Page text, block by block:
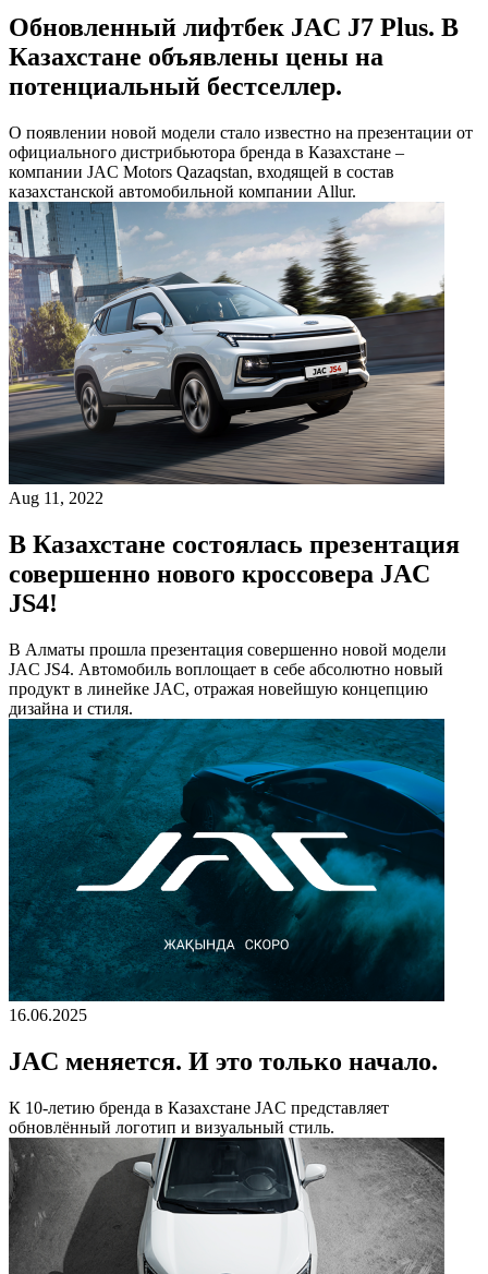
Обновленный лифтбек JAC J7 Plus. В
Казахстане объявлены цены на
потенциальный бестселлер.
О появлении новой модели стало известно на презентации от
официального дистрибьютора бренда в Казахстане –
компании JAC Motors Qazaqstan, входящей в состав
казахстанской автомобильной компании Allur.
Aug 11, 2022
В Казахстане состоялась презентация
совершенно нового кроссовера JAC
JS4!
В Алматы прошла презентация совершенно новой модели
JAC JS4. Автомобиль воплощает в себе абсолютно новый
продукт в линейке JAC, отражая новейшую концепцию
дизайна и стиля.
16.06.2025
JAC меняется. И это только начало.
К 10-летию бренда в Казахстане JAC представляет
обновлённый логотип и визуальный стиль.